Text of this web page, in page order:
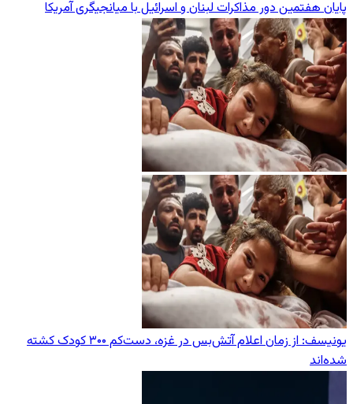
پایان هفتمین دور مذاکرات لبنان و اسرائیل با میانجیگری آمریکا
یونیسف: از زمان اعلام آتش‌بس در غزه، دست‌کم ۳۰۰ کودک کشته
شده‌اند